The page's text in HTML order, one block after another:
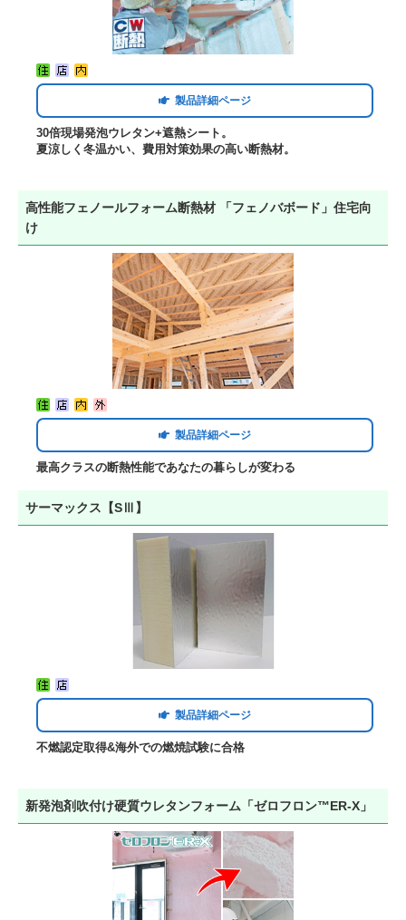
製品詳細ページ
30倍現場発泡ウレタン+遮熱シート。
夏涼しく冬温かい、費用対策効果の高い断熱材。
高性能フェノールフォーム断熱材 「フェノバボード」住宅向
け
製品詳細ページ
最高クラスの断熱性能であなたの暮らしが変わる
サーマックス【SⅢ】
製品詳細ページ
不燃認定取得&海外での燃焼試験に合格
新発泡剤吹付け硬質ウレタンフォーム「ゼロフロン™ER-X」